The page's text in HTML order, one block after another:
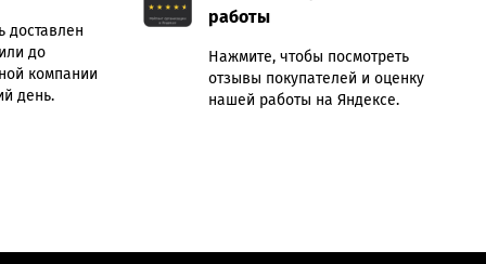
доставлен
до
компании
день.
работы
Нажмите, чтобы посмотреть
отзывы покупателей и оценку
нашей работы на Яндексе.